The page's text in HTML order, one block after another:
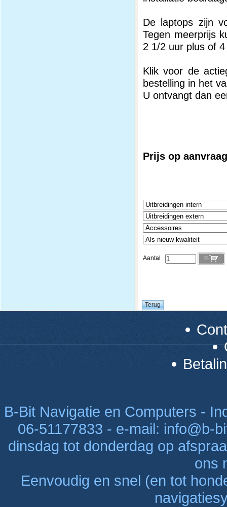
De laptops zijn
Tegen meerprijs
2 1/2 uur plus of
Klik voor de
bestelling in het
U ontvangt dan
Prijs op
Aantal
B-Bit Navigatie en Computers -
06-51177833 - e-mail: info@b-
dinsdag tot donderdag op
ons
Eenvoudig en snel (en tot